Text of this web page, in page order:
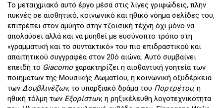
Το μεταιχμιακό αυτό έργο μέσα στις λίγες γριφώδεις, πλην
πυκνές σε αισθητικό, κοινωνικό και ηθικό νόημα σελίδες του,
επιτρέπει στον αμύητο στην τζοϊσική τέχνη όχι μόνο να
απολαύσει αλλά και να μυηθεί με ευσύνοπτο τρόπο στη
«γραμματική και το συντακτικό» του πιο επιδραστικού και
απαιτητικού συγγραφέα στον 20ό αιώνα. Αυτό συμβαίνει
επειδή το Giacomo χαρακτηρίζει η αισθαντική γοητεία των
ποιημάτων της Μουσικής Δωματίου, η κοινωνική οξυδέρκεια
των Δουβλινέζων, το υπαρξιακό δράμα του Πορτρέτου, η
ηθική τόλμη των Εξορίστων, η ρηξικέλευθη λογοτεχνικότητα